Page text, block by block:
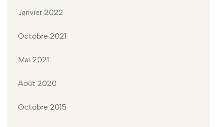
Janvier 2022
Octobre 2021
Mai 2021
Août 2020
Octobre 2015